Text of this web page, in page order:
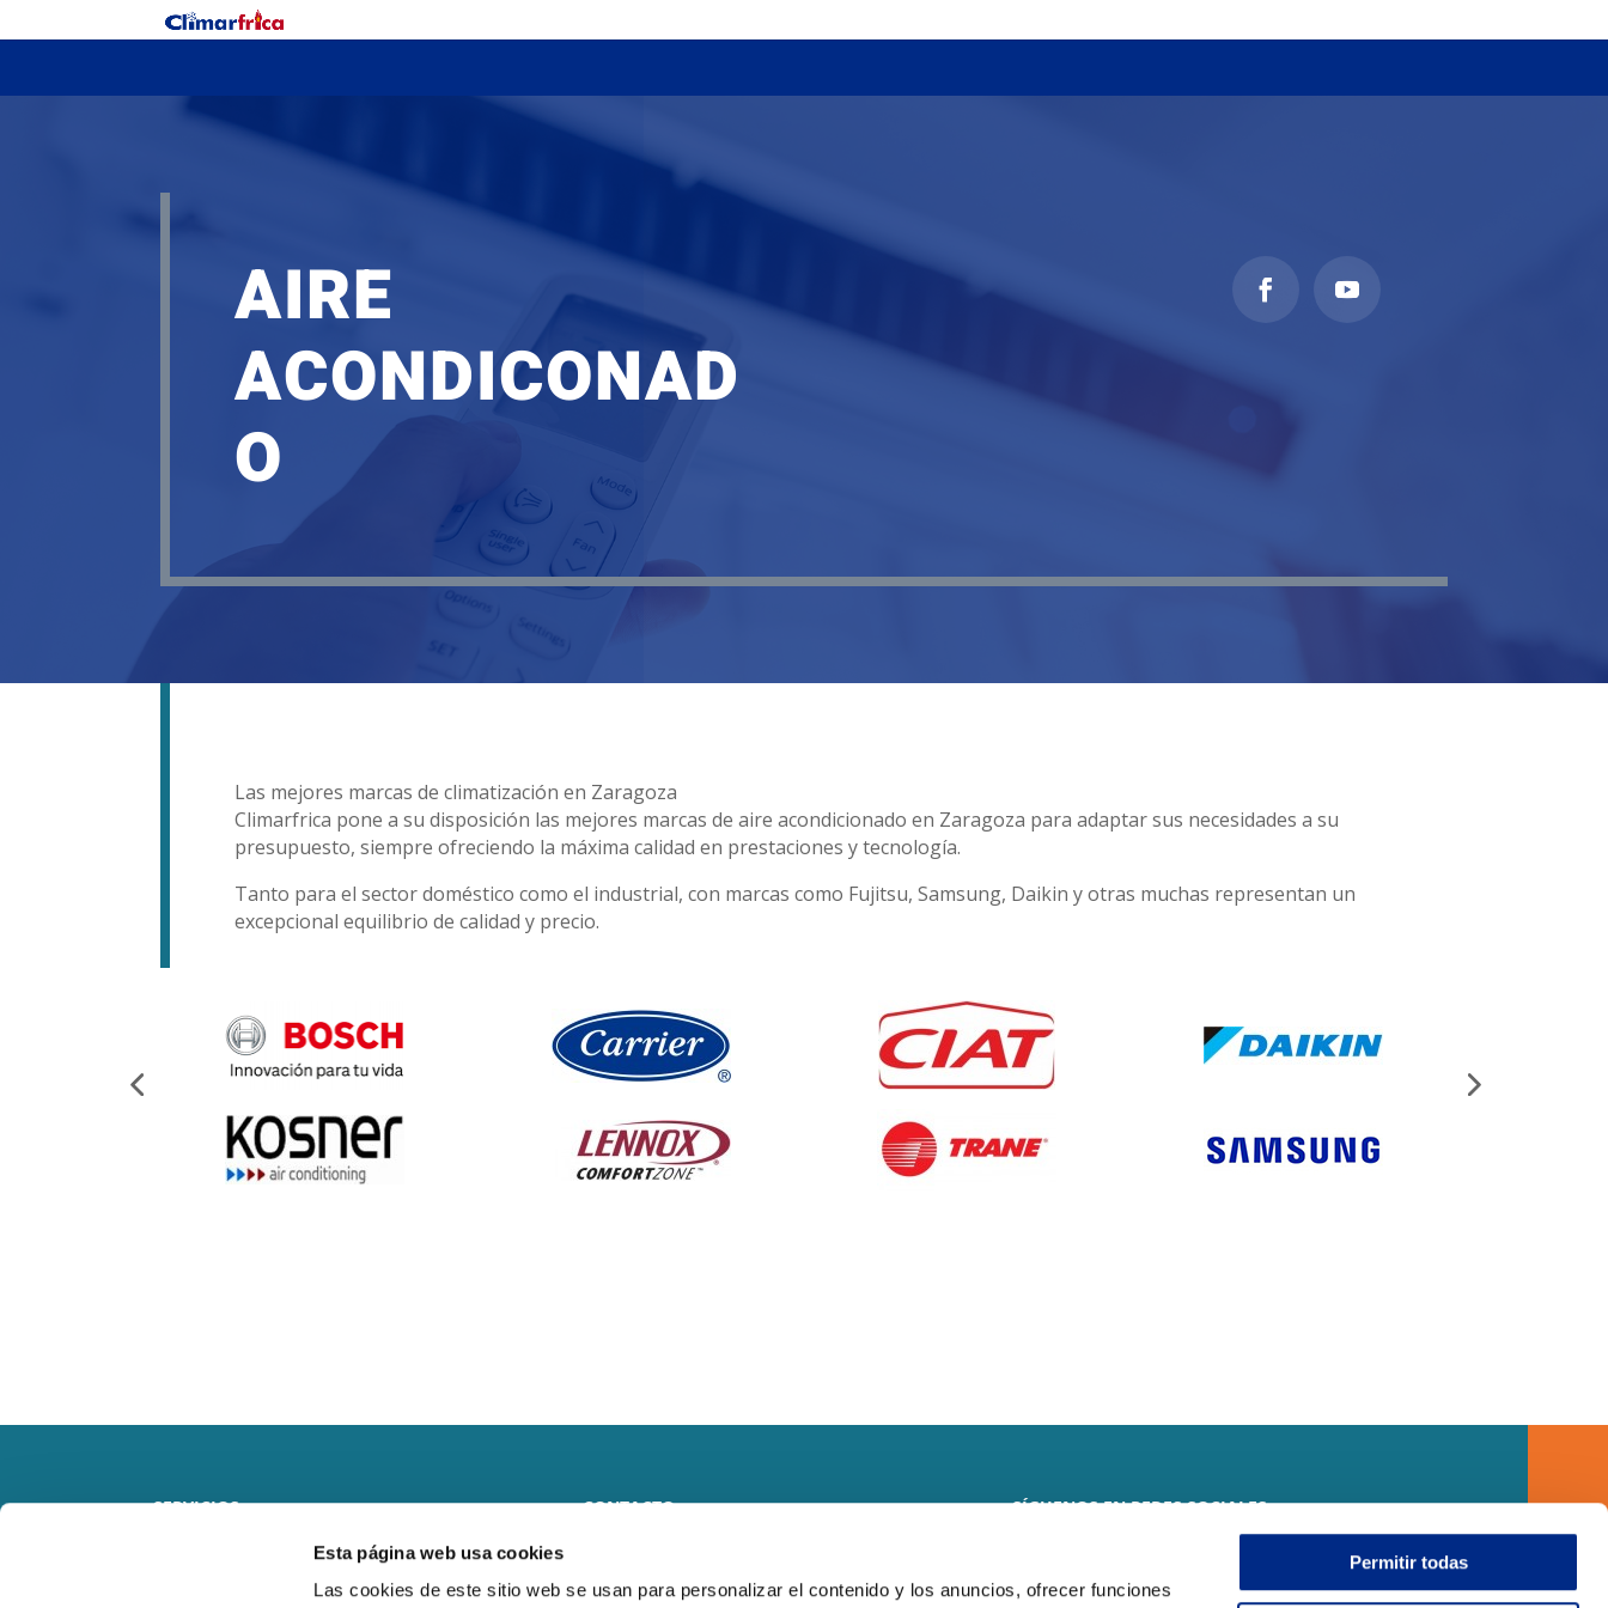
Esta página web usa cookies
Las cookies de este sitio web se usan para personalizar el contenido y los anuncios, ofrecer funciones
Permitir todas
AIRE
ACONDICONAD
O
Las mejores marcas de climatización en Zaragoza
Climarfrica pone a su disposición las mejores marcas de aire acondicionado en Zaragoza para adaptar sus necesidades a su
presupuesto, siempre ofreciendo la máxima calidad en prestaciones y tecnología.
Tanto para el sector doméstico como el industrial, con marcas como Fujitsu, Samsung, Daikin y otras muchas representan un
excepcional equilibrio de calidad y precio.
SERVICIOS CONTACTO SÍGUENOS EN REDES SOCIALES